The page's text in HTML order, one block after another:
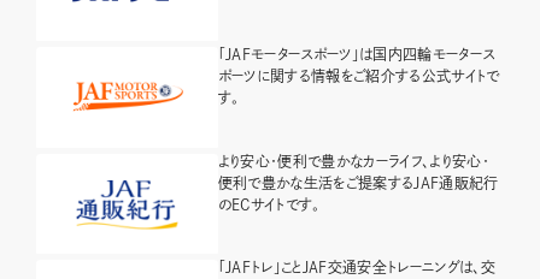
「JAFモータースポーツ」は国内四輪モータース
ポーツに関する情報をご紹介する公式サイトで
す。
より安心・便利で豊かなカーライフ、より安心・
便利で豊かな生活をご提案するJAF通販紀行
のECサイトです。
「JAFトレ」ことJAF交通安全トレーニングは、交